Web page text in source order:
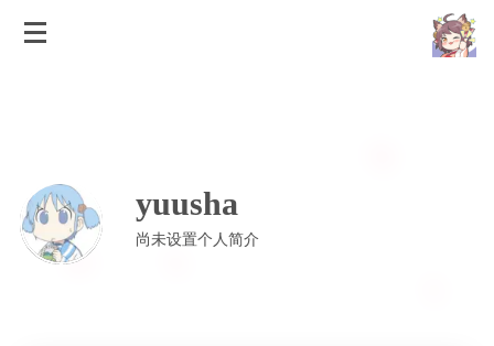
yuusha
尚未设置个人简介